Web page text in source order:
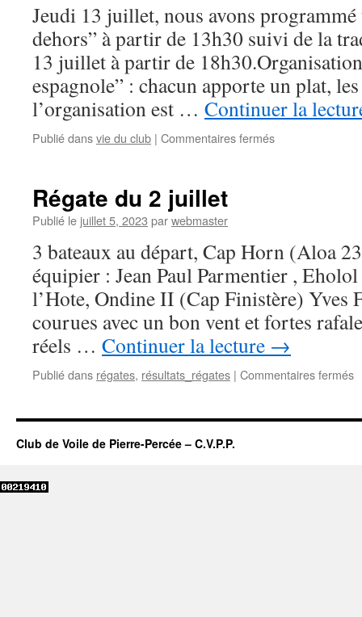
Jeudi 13 juillet, nous avons
dehors” à partir de 13h30 suivi de la
13 juillet à partir de
espagnole” : chacun apporte un plat,
l’organisation est … Continuer la
Publié dansvie du club | Commentaires ferméssur
Régate du 2 juillet
Publié le juillet 5, 2023 parwebmaster
3 bateaux au départ, Cap Horn (Aloa
équipier : Jean Paul Parmentier ,
l’Hote, Ondine II (Cap Finistère) Yves
courues avec un bon vent et fortes
réels … Continuer la lecture →
Publié dans régates, résultats_régates | Commentaires fermés
2
Club de Voile de Pierre-Percée – C.V.P.P.